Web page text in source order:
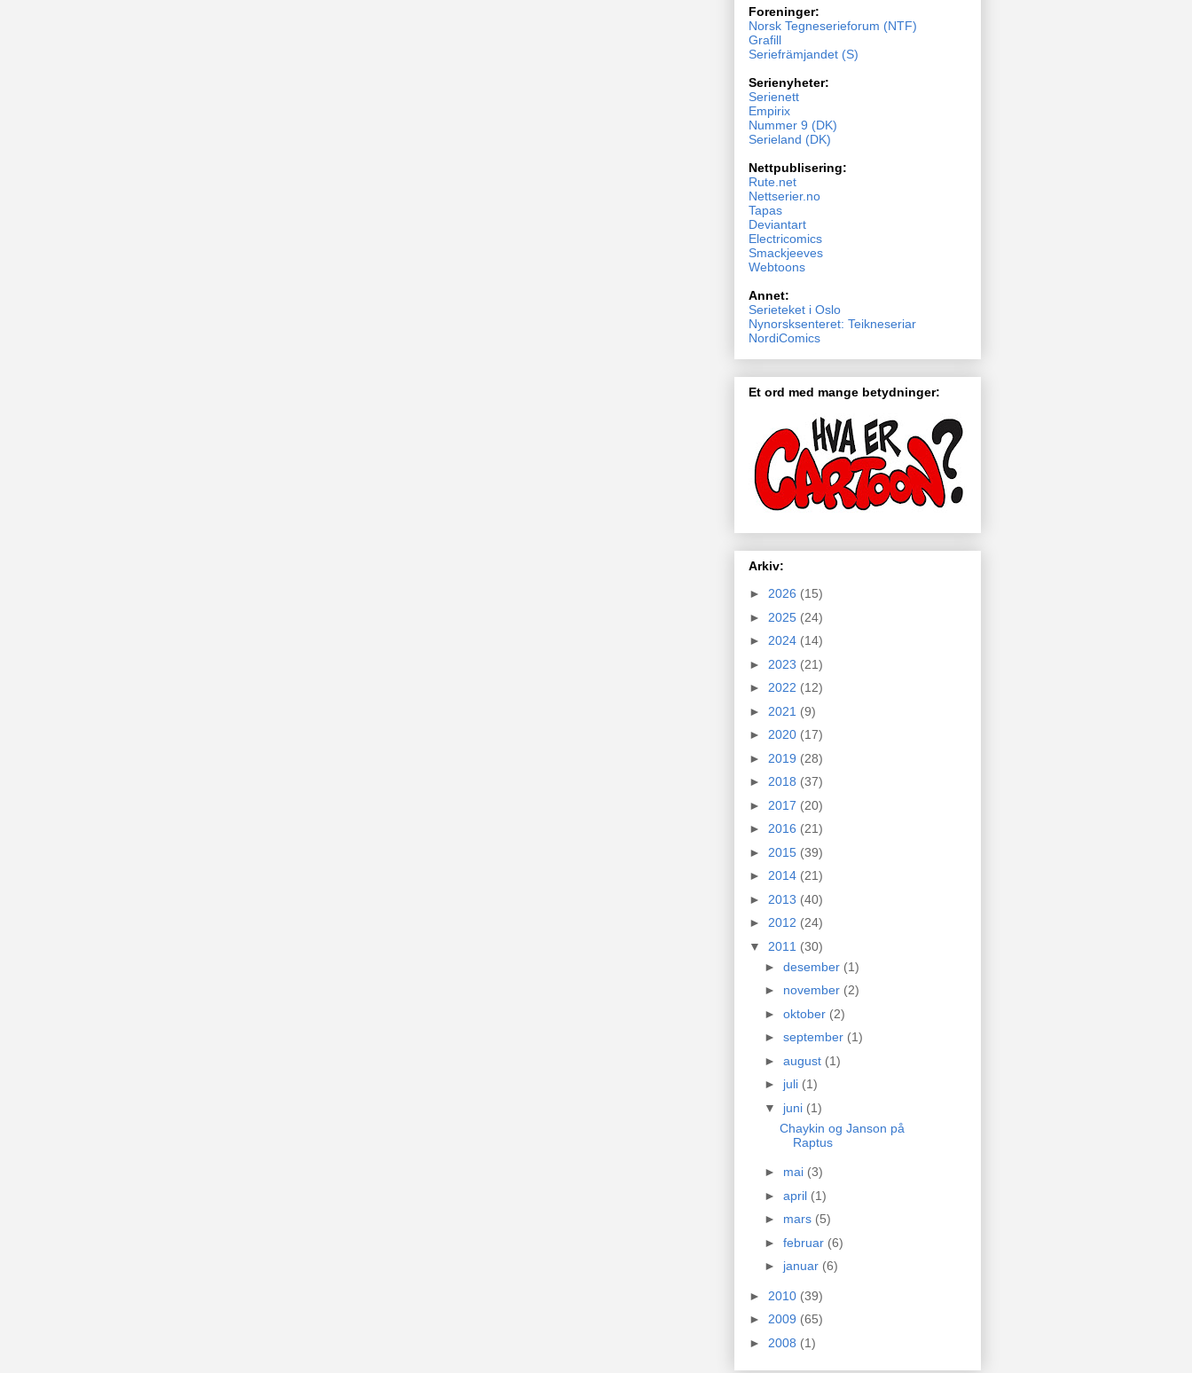
Foreninger:
Norsk Tegneserieforum (NTF)
Grafill
Seriefrämjandet (S)
Serienyheter:
Serienett
Empirix
Nummer 9 (DK)
Serieland (DK)
Nettpublisering:
Rute.net
Nettserier.no
Tapas
Deviantart
Electricomics
Smackjeeves
Webtoons
Annet:
Serieteket i Oslo
Nynorsksenteret: Teikneseriar
NordiComics
Et ord med mange betydninger:
Arkiv:
► 2026 (15)
► 2025 (24)
► 2024 (14)
► 2023 (21)
► 2022 (12)
► 2021 (9)
► 2020 (17)
► 2019 (28)
► 2018 (37)
► 2017 (20)
► 2016 (21)
► 2015 (39)
► 2014 (21)
► 2013 (40)
► 2012 (24)
▼ 2011 (30)
► desember (1)
► november (2)
► oktober (2)
► september (1)
► august (1)
► juli (1)
▼ juni (1)
Chaykin og Janson på
Raptus
► mai (3)
► april (1)
► mars (5)
► februar (6)
► januar (6)
► 2010 (39)
► 2009 (65)
► 2008 (1)